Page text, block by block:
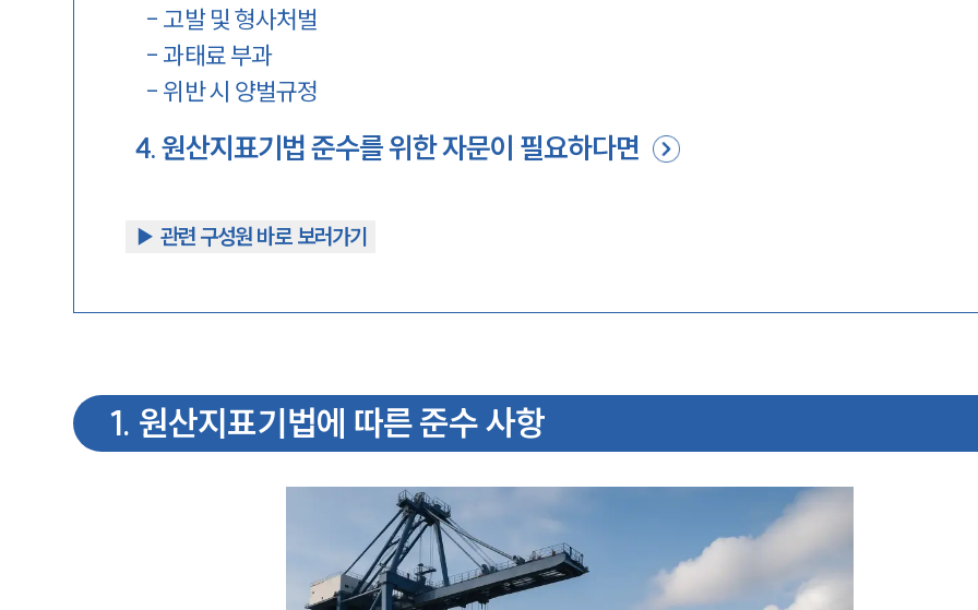
- 고발 및 형사처벌
- 과태료 부과
- 위반 시 양벌규정
4.원산지표기법 준수를 위한 자문이 필요하다면
▶︎ 관련 구성원 바로 보러가기
1. 원산지표기법에 따른 준수 사항